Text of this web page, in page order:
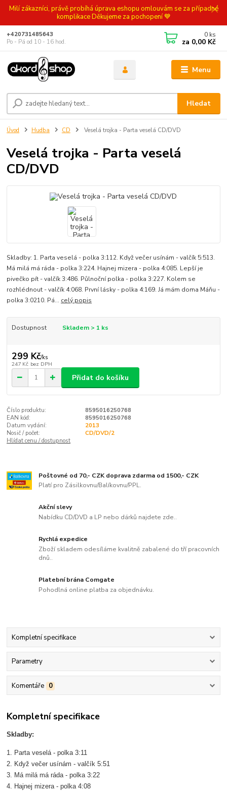
Milí zákazníci, právě probíhá úprava eshopu omlouvám se za případné
komplikace Děkujeme za pochopení 💙
Menu
Hledat
+420731485643
Po - Pá od 10 - 16 hod.
0 ks
za 0,00 Kč
Úvod Hudba CD Veselá trojka - Parta veselá CD/DVD
Veselá trojka - Parta veselá
CD/DVD
Skladby: 1. Parta veselá - polka 3:112. Když večer usínám - valčík 5:513.
Má milá má ráda - polka 3:224. Hajnej mizera - polka 4:085. Lepší je
pivečko pít - valčík 3:486. Půlnoční polka - polka 3:227. Kolem se
rozhlédnout - valčík 4:068. První lásky - polka 4:169. Já mám doma Máňu -
polka 3:0210. Pá... celý popis
Dostupnost Skladem > 1 ks
299 Kč/ks
247 Kč bez DPH
Přidat do košíku
Číslo produktu:
8595016250768
EAN kód:
8595016250768
Datum vydání:
2013
Nosič / počet:
CD/DVD/2
Hlídat cenu / dostupnost
Poštovné od 70,- CZK doprava zdarma od 1500,- CZK
Platí pro Zásilkovnu/Balíkovnu/PPL.
Akční slevy
Nabídku CD/DVD a LP nebo dárků najdete zde..
Rychlá expedice
Zboží skladem odesíláme kvalitně zabalené do tří pracovních
dnů..
Platební brána Comgate
Pohodlná online platba za objednávku.
Kompletní specifikace
Parametry
Komentáře 0
Kompletní specifikace
Skladby:
1. Parta veselá - polka 3:11
2. Když večer usínám - valčík 5:51
3. Má milá má ráda - polka 3:22
4. Hajnej mizera - polka 4:08